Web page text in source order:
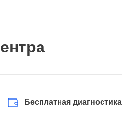
Бесплатная диагностика